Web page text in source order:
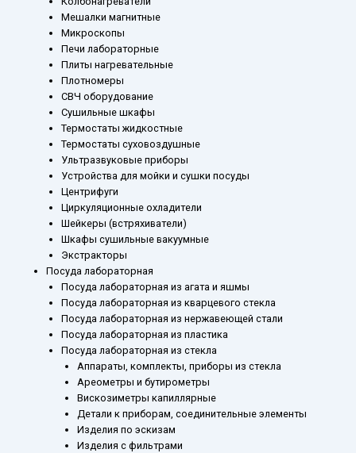
Мешалки магнитные
Микроскопы
Печи лабораторные
Плиты нагревательные
Плотномеры
СВЧ оборудование
Сушильные шкафы
Термостаты жидкостные
Термостаты суховоздушные
Ультразвуковые приборы
Устройства для мойки и сушки посуды
Центрифуги
Циркуляционные охладители
Шейкеры (встряхиватели)
Шкафы сушильные вакуумные
Экстракторы
Посуда лабораторная
Посуда лабораторная из агата и яшмы
Посуда лабораторная из кварцевого стекла
Посуда лабораторная из нержавеющей стали
Посуда лабораторная из пластика
Посуда лабораторная из стекла
Аппараты, комплекты, приборы из стекла
Ареометры и бутирометры
Вискозиметры капиллярные
Детали к приборам, соединительные элементы
Изделия по эскизам
Изделия с фильтрами